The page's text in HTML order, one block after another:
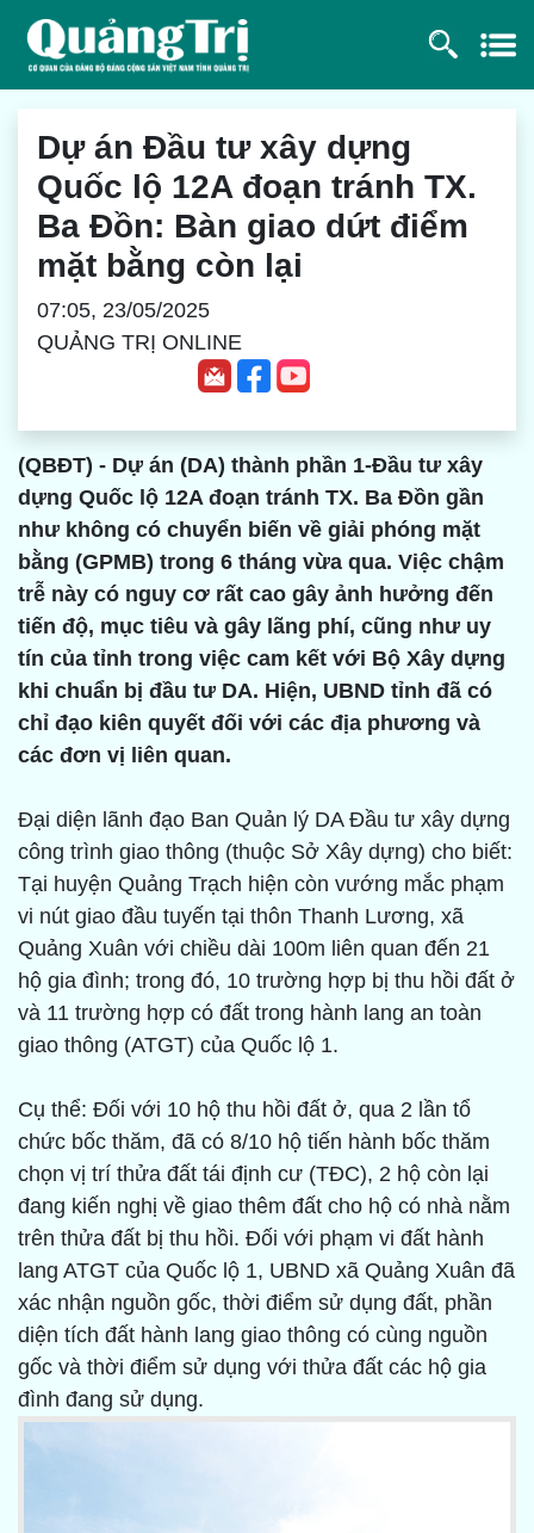
Dự án Đầu tư xây dựng
Quốc lộ 12A đoạn tránh TX.
Ba Đồn: Bàn giao dứt điểm
mặt bằng còn lại
07:05, 23/05/2025
QUẢNG TRỊ ONLINE
(QBĐT) - Dự án (DA) thành phần 1-Đầu tư xây
dựng Quốc lộ 12A đoạn tránh TX. Ba Đồn gần
như không có chuyển biến về giải phóng mặt
bằng (GPMB) trong 6 tháng vừa qua. Việc chậm
trễ này có nguy cơ rất cao gây ảnh hưởng đến
tiến độ, mục tiêu và gây lãng phí, cũng như uy
tín của tỉnh trong việc cam kết với Bộ Xây dựng
khi chuẩn bị đầu tư DA. Hiện, UBND tỉnh đã có
chỉ đạo kiên quyết đối với các địa phương và
các đơn vị liên quan.
Đại diện lãnh đạo Ban Quản lý DA Đầu tư xây dựng
công trình giao thông (thuộc Sở Xây dựng) cho biết:
Tại huyện Quảng Trạch hiện còn vướng mắc phạm
vi nút giao đầu tuyến tại thôn Thanh Lương, xã
Quảng Xuân với chiều dài 100m liên quan đến 21
hộ gia đình; trong đó, 10 trường hợp bị thu hồi đất ở
và 11 trường hợp có đất trong hành lang an toàn
giao thông (ATGT) của Quốc lộ 1.
Cụ thể: Đối với 10 hộ thu hồi đất ở, qua 2 lần tổ
chức bốc thăm, đã có 8/10 hộ tiến hành bốc thăm
chọn vị trí thửa đất tái định cư (TĐC), 2 hộ còn lại
đang kiến nghị về giao thêm đất cho hộ có nhà nằm
trên thửa đất bị thu hồi. Đối với phạm vi đất hành
lang ATGT của Quốc lộ 1, UBND xã Quảng Xuân đã
xác nhận nguồn gốc, thời điểm sử dụng đất, phần
diện tích đất hành lang giao thông có cùng nguồn
gốc và thời điểm sử dụng với thửa đất các hộ gia
đình đang sử dụng.